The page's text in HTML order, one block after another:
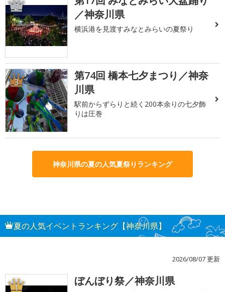
2
／神奈川県
横浜港を見渡すみなとみらいの夏祭り
3
第74回 橋本七夕まつり／神奈
川県
駅前からずらりと続く200本余りの七夕飾
りは圧巻
神奈川県の夏の人気夏祭りランキング
夏の人気イベントランキング【神奈川県】
2026/08/07 更新
1 ぼんぼり祭／神奈川県